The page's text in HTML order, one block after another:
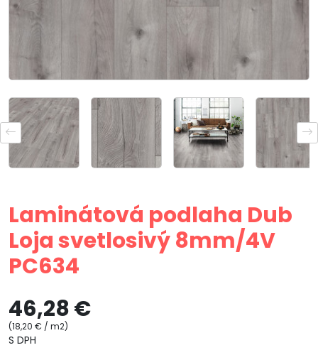
Laminátová podlaha Dub
Loja svetlosivý 8mm/4V
PC634
46,28 €
(18,20 € / m2)
S DPH